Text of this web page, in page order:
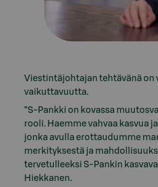
Viestintäjohtajan tehtävänä on
vaikuttavuutta.
”S-Pankki on kovassa
rooli. Haemme vahvaa kasvua
jonka avulla erottaudumme
merkityksestä ja
tervetulleeksi S-Pankin
Hiekkanen.